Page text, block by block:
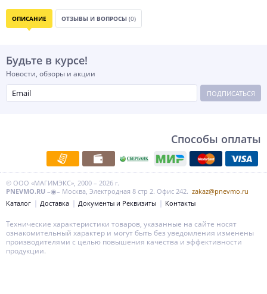
ОПИСАНИЕ ОТЗЫВЫ И ВОПРОСЫ (0)
Будьте в курсе!
Новости, обзоры и акции
ПОДПИСАТЬСЯ
Способы оплаты
© ООО «МАГИМЭКС», 2000 – 2026 г.
PNEVMO.RU –◉– Москва, Электродная 8 стр 2. Офис 242. zakaz@pnevmo.ru
Каталог
Доставка Документы и Реквизиты Контакты
Технические характеристики товаров, указанные на сайте носят
ознакомительный характер и могут быть без уведомления изменены
производителями с целью повышения качества и эффективности
продукции.